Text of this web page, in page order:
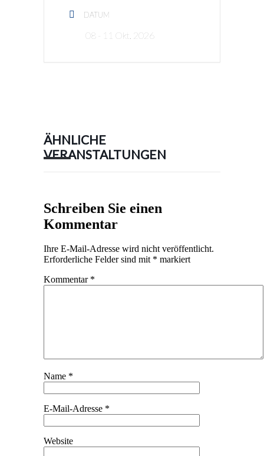
DATUM
08 - 11 Okt. 2026
ÄHNLICHE
VERANSTALTUNGEN
Schreiben Sie einen
Kommentar
Ihre E-Mail-Adresse wird nicht veröffentlicht.
Erforderliche Felder sind mit * markiert
Kommentar *
Name *
E-Mail-Adresse *
Website